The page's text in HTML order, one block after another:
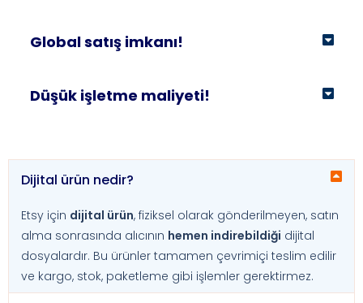
Global satış imkanı!
Düşük işletme maliyeti!
Dijital ürün nedir?
Etsy için dijital ürün, fiziksel olarak gönderilmeyen, satın
alma sonrasında alıcının hemen indirebildiği dijital
dosyalardır. Bu ürünler tamamen çevrimiçi teslim edilir
ve kargo, stok, paketleme gibi işlemler gerektirmez.